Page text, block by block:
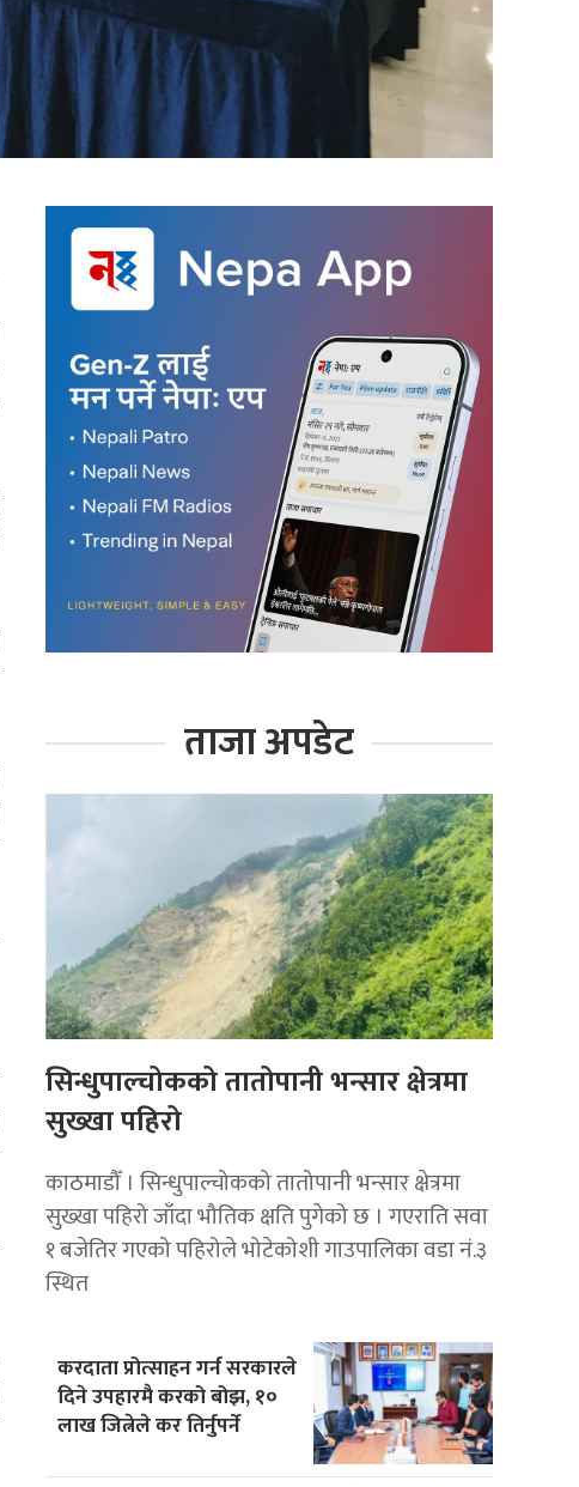
ताजा अपडेट
सिन्धुपाल्चोकको तातोपानी भन्सार क्षेत्रमा
सुख्खा पहिरो
काठमाडौँ । सिन्धुपाल्चोकको तातोपानी भन्सार क्षेत्रमा
सुख्खा पहिरो जाँदा भौतिक क्षति पुगेको छ । गएराति सवा
१ बजेतिर गएको पहिरोले भोटेकोशी गाउपालिका वडा नं.३
स्थित
करदाता प्रोत्साहन गर्न सरकारले
दिने उपहारमै करको बोझ, १०
लाख जित्नेले कर तिर्नुपर्ने